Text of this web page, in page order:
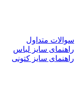
سوالات متداول
راهنمای سایز لباس
راهنمای سایز کتونی